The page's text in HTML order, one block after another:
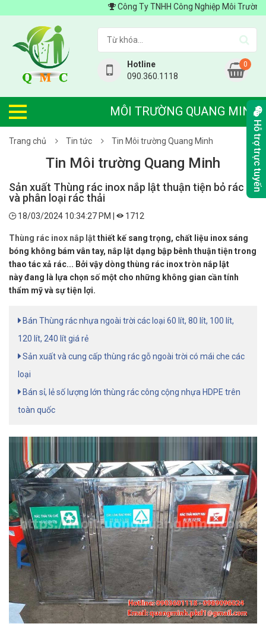
Công Ty TNHH Công Nghiệp Môi Trường
Hotline
090.360.1118
0
MÔI TRƯỜNG QUANG MINH
Trang chủ Tin tức Tin Môi trường Quang Minh
Tin Môi trường Quang Minh
Sản xuất Thùng rác inox nắp lật thuận tiện bỏ rác
và phân loại rác thải
18/03/2024 10:34:27 PM | 1712
Thùng rác inox nắp lậtthiết kế sang trọng, chất liệu inox sáng
bóng không bám vân tay, nắp lật dạng bập bênh thuận tiện trong
thao tác xả rác... Bởi vậy dòng thùng rác inox tròn nắp lật
này đang là lựa chọn số một cho những không gian cần tính
thẩm mỹ và sự tiện lợi.
Bán Thùng rác nhựa ngoài trời các loại 60 lít, 80 lít, 100 lít,
120 lít, 240 lít giá rẻ
Sản xuất và cung cấp thùng rác gỗ ngoài trời có mái che các
loại
Bán sỉ, lẻ số lượng lớn thùng rác công cộng nhựa HDPE trên
toàn quốc
Hỗ trợ trực tuyến